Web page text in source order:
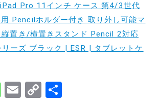
Pro 11インチ ケース 第4/3世代
Pencilホルダー付き 取り外し可能マ
置き/横置きスタンド Pencil 2対応
ーズ ブラック | ESR | タブレットケ
Li
E
C